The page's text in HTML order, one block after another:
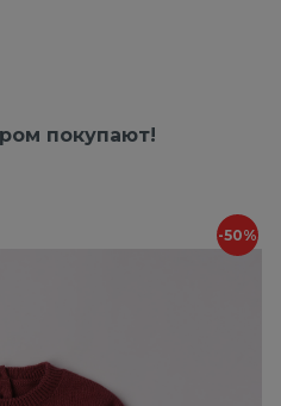
покупают!
-50%